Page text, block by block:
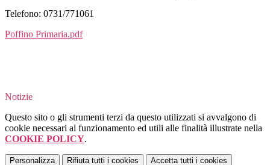
Telefono: 0731/771061
Poffino Primaria.pdf
Notizie
Questo sito o gli strumenti terzi da questo utilizzati si avvalgono di
cookie necessari al funzionamento ed utili alle finalità illustrate nella
COOKIE POLICY.
Personalizza Rifiuta tutti i cookies Accetta tutti i cookies